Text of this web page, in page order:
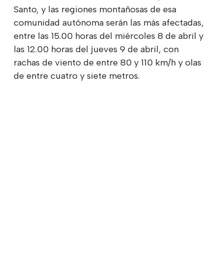
Santo, y las regiones montañosas de esa
comunidad autónoma serán las más afectadas,
entre las 15.00 horas del miércoles 8 de abril y
las 12.00 horas del jueves 9 de abril, con
rachas de viento de entre 80 y 110 km/h y olas
de entre cuatro y siete metros.